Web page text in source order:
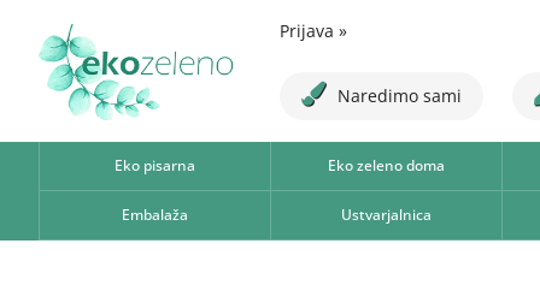
Prijava »
Naredimo sami
Eko pisarna Eko zeleno doma
Embalaža Ustvarjalnica